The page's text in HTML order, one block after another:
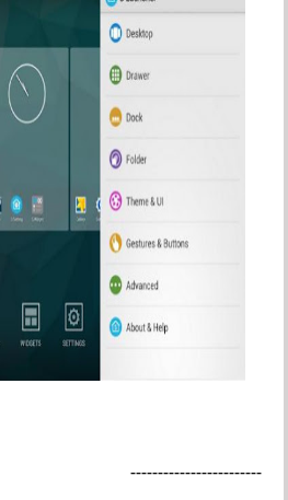
------------------------